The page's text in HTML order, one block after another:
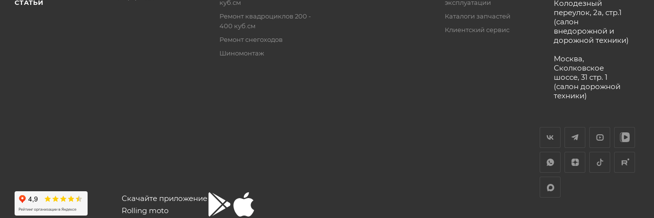
СТАТЬИ
куб.см
Ремонт квадроциклов 200 -
400 куб.см
Ремонт снегоходов
Шиномонтаж
эксплуатации
Каталоги запчастей
Клиентский сервис
Колодезный
переулок, 2а, стр.1
(салон
внедорожной и
дорожной техники)
Москва,
Сколковское
шоссе, 31 стр. 1
(салон дорожной
техники)
Скачайте приложение
Rolling moto